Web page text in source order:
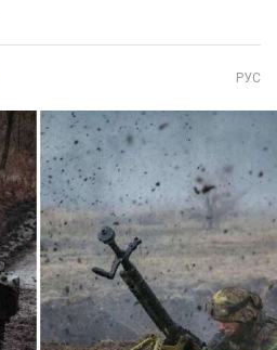
РУС